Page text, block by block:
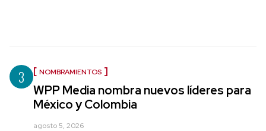
3 NOMBRAMIENTOS
WPP Media nombra nuevos líderes para
México y Colombia
agosto 5, 2026